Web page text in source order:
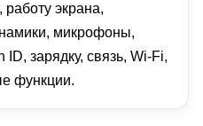
экрана,
микрофоны,
ID, зарядку, связь, Wi-Fi,
функции.